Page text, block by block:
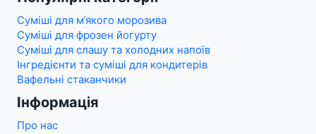
Суміші для м’якого морозива
Суміші для фрозен йогурту
Суміші для слашу та холодних напоїв
Інгредієнти та суміші для кондитерів
Вафельні стаканчики
Інформація
Про нас